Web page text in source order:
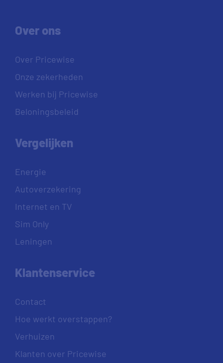
Over ons
Over Pricewise
Onze zekerheden
Werken bij Pricewise
Beloningsbeleid
Vergelijken
Energie
Autoverzekering
Internet en TV
Sim Only
Leningen
Klantenservice
Contact
Hoe werkt overstappen?
Verhuizen
Klanten over Pricewise